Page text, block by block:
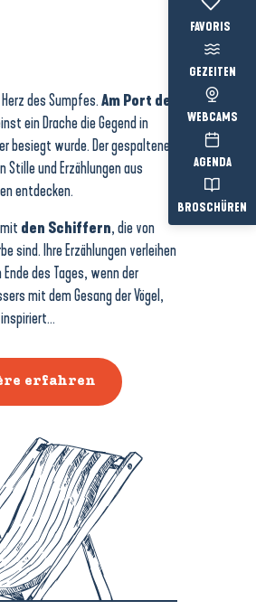
Voir les
GEZEITEN
WEBCAMS
AGENDA
BROSCHÜREN
des Sumpfes.Am Port de
ein Drache die Gegend in
besiegt wurde. Der gespaltene
und Erzählungen aus
entdecken.
den Schiffern, die von
sind. Ihre Erzählungen verleihen
des Tages, wenn der
mit dem Gesang der Vögel,
erfahren